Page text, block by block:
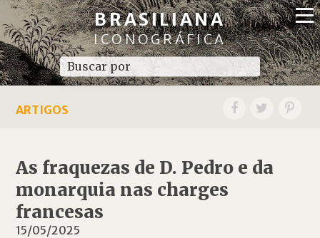
BRASILIANA
ICONOGRÁFICA
ARTIGOS
As fraquezas de D. Pedro e da
monarquia nas charges
francesas
15/05/2025